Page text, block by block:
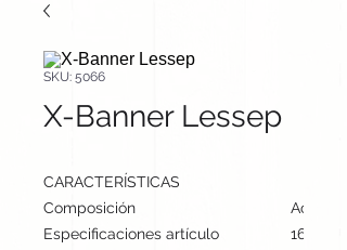
SKU: 5066
X-Banner Lessep
CARACTERÍSTICAS
Composición
Acero y
Especificaciones artículo
160